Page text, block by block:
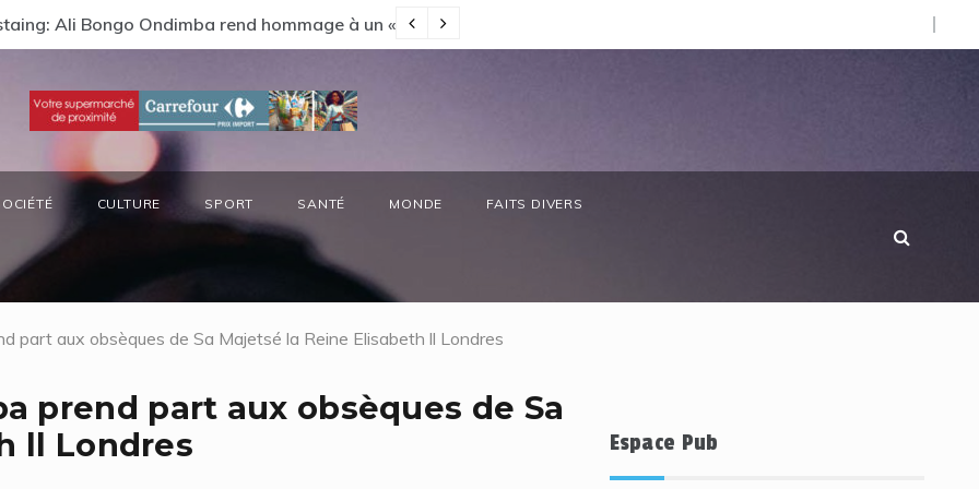
la réunion annuelle du Comité National Ozone (CNO).
CULTURE SPORT SANTÉ MONDE FAITS DIVERS
part aux obsèques de Sa Majetsé la Reine Elisabeth ll Londres
prend part aux obsèques de Sa
ll Londres
Espace Pub